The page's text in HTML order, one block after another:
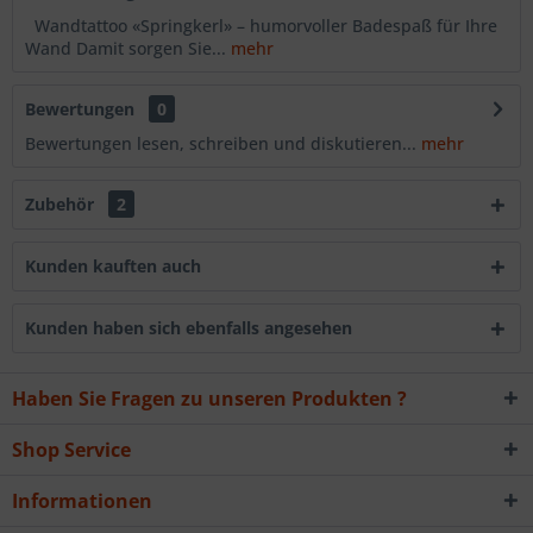
Wandtattoo «Springkerl» – humorvoller Badespaß für Ihre
Wand Damit sorgen Sie... mehr
Bewertungen
0
Bewertungen lesen, schreiben und diskutieren... mehr
Zubehör 2
Kunden kauften auch
Kunden haben sich ebenfalls angesehen
Haben Sie Fragen zu unseren Produkten ?
Shop Service
Informationen